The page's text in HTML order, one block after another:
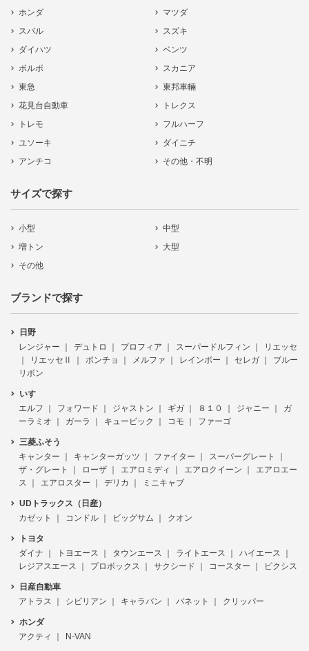
ホンダ
マツダ
スバル
スズキ
ダイハツ
ベンツ
ボルボ
スカニア
東急
東邦車輛
花見台自動車
トレクス
トレモ
フルハーフ
ユソーキ
ダイニチ
アンチコ
その他・不明
サイズで探す
小型
中型
増トン
大型
その他
ブランドで探す
日野
レンジャー
デュトロ プロフィア スーパードルフィン
リエッセ
リエッセⅡ
ポンチョ メルファ レインボー セレガ
ブルー
リボン
いすゞ
エルフ
フォワード ジャストン ギガ ８１０ ジャニー
ガ
ーラミオ
ガーラ キュービック コモ ファーゴ
三菱ふそう
キャンター
キャンターガッツ ファイター
スーパーグレート
ザ・グレート
ローザ エアロミディ エアロクイーン
エアロエー
ス
エアロスター デリカ ミニキャブ
UDトラックス（日産）
カゼット
コンドル ビッグサム クオン
トヨタ
ダイナ
トヨエース タウンエース ライトエース
ハイエース
レジアスエース
プロボックス サクシード コースター ピクシス
日産自動車
アトラス
シビリアン キャラバン バネット クリッパー
ホンダ
アクティ
N-VAN